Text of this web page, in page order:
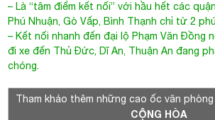
– Là “tâm điểm kết nối” với hầu hết các
Phú Nhuận, Gò Vấp, Bình Thạnh chỉ từ 2
– Kết nối nhanh đến đại lộ Phạm Văn Đồng
đi xe đến Thủ Đức, Dĩ An, Thuận An đang
chóng.
Tham khảo thêm những cao ốc văn
CỘNG HÒA